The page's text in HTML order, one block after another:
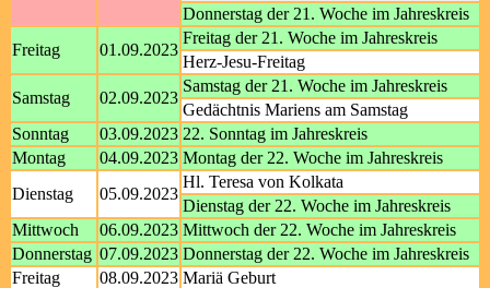
Donnerstag der 21. Woche im Jahreskreis
Freitag
01.09.2023
Freitag der 21. Woche im Jahreskreis
Herz-Jesu-Freitag
Samstag
02.09.2023
Samstag der 21. Woche im Jahreskreis
Gedächtnis Mariens am Samstag
Sonntag
03.09.2023 22. Sonntag im Jahreskreis
Montag
04.09.2023 Montag der 22. Woche im Jahreskreis
Dienstag
05.09.2023
Hl. Teresa von Kolkata
Dienstag der 22. Woche im Jahreskreis
Mittwoch
06.09.2023 Mittwoch der 22. Woche im Jahreskreis
Donnerstag 07.09.2023 Donnerstag der 22. Woche im Jahreskreis
Freitag
08.09.2023 Mariä Geburt